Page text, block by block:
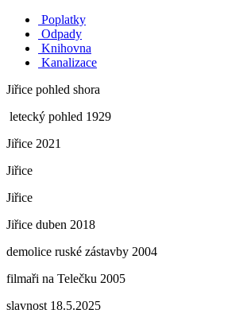
Poplatky
Odpady
Knihovna
Kanalizace
Jiřice pohled shora
letecký pohled 1929
Jiřice 2021
Jiřice
Jiřice
Jiřice duben 2018
demolice ruské zástavby 2004
filmaři na Telečku 2005
slavnost 18.5.2025